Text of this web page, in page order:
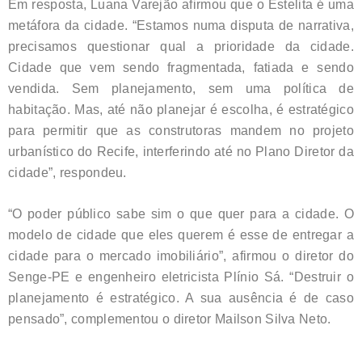
Em resposta, Luana Varejão afirmou que o Estelita é uma
metáfora da cidade. “Estamos numa disputa de narrativa,
precisamos questionar qual a prioridade da cidade.
Cidade que vem sendo fragmentada, fatiada e sendo
vendida. Sem planejamento, sem uma política de
habitação. Mas, até não planejar é escolha, é estratégico
para permitir que as construtoras mandem no projeto
urbanístico do Recife, interferindo até no Plano Diretor da
cidade”, respondeu.
“O poder público sabe sim o que quer para a cidade. O
modelo de cidade que eles querem é esse de entregar a
cidade para o mercado imobiliário”, afirmou o diretor do
Senge-PE e engenheiro eletricista Plínio Sá. “Destruir o
planejamento é estratégico. A sua ausência é de caso
pensado”, complementou o diretor Mailson Silva Neto.